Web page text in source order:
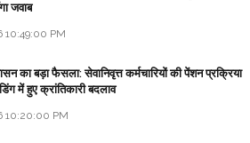
जवाब
PM
का बड़ा फैसला: सेवानिवृत्त कर्मचारियों की पेंशन प्रक्रिया
में हुए क्रांतिकारी बदलाव
PM